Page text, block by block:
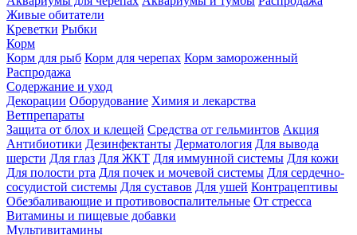
Живые обитатели
Креветки Рыбки
Корм
Корм для рыб Корм для черепах Корм замороженный
Распродажа
Содержание и уход
Декорации Оборудование Химия и лекарства
Ветпрепараты
Защита от блох и клещей Средства от гельминтов Акция
Антибиотики Дезинфектанты Дерматология Для вывода
шерсти Для глаз Для ЖКТ Для иммунной системы Для кожи
Для полости рта Для почек и мочевой системы Для сердечно-
сосудистой системы Для суставов Для ушей Контрацептивы
Обезбаливающие и противовоспалительные От стресса
Витамины и пищевые добавки
Мультивитамины